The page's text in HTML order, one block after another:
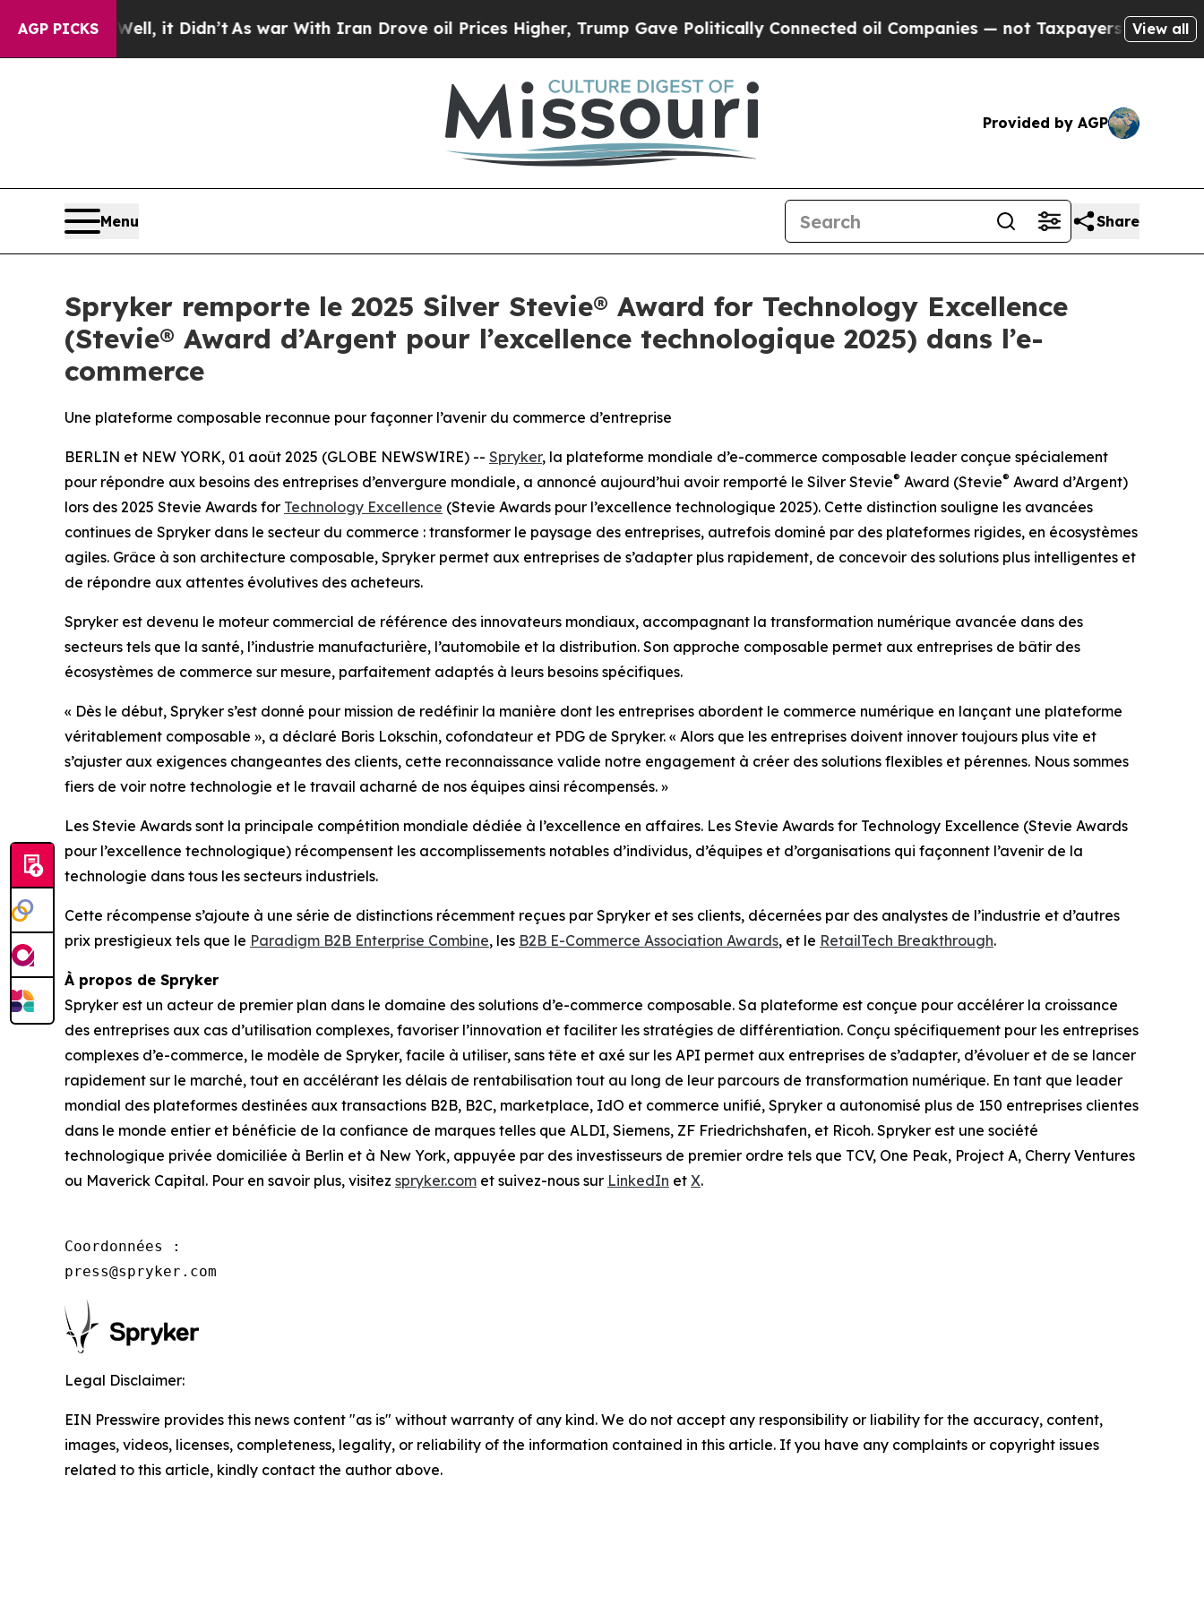
AGP PICKS
40%. Well, it Didn’t As war With Iran Drove oil Prices Higher, Trump Gave Politically Connected oil Companies — not Taxpayers — the Chance
View all
Provided by AGP
Menu Share
Spryker remporte le 2025 Silver Stevie® Award for Technology Excellence
(Stevie® Award d’Argent pour l’excellence technologique 2025) dans l’e-
commerce
Une plateforme composable reconnue pour façonner l’avenir du commerce d’entreprise
BERLIN et NEW YORK, 01 août 2025 (GLOBE NEWSWIRE) -- Spryker, la plateforme mondiale d’e-commerce composable leader conçue spécialement
pour répondre aux besoins des entreprises d’envergure mondiale, a annoncé aujourd’hui avoir remporté le Silver Stevie® Award (Stevie® Award d’Argent)
lors des 2025 Stevie Awards for Technology Excellence (Stevie Awards pour l’excellence technologique 2025). Cette distinction souligne les avancées
continues de Spryker dans le secteur du commerce : transformer le paysage des entreprises, autrefois dominé par des plateformes rigides, en écosystèmes
agiles. Grâce à son architecture composable, Spryker permet aux entreprises de s’adapter plus rapidement, de concevoir des solutions plus intelligentes et
de répondre aux attentes évolutives des acheteurs.
Spryker est devenu le moteur commercial de référence des innovateurs mondiaux, accompagnant la transformation numérique avancée dans des
secteurs tels que la santé, l’industrie manufacturière, l’automobile et la distribution. Son approche composable permet aux entreprises de bâtir des
écosystèmes de commerce sur mesure, parfaitement adaptés à leurs besoins spécifiques.
« Dès le début, Spryker s’est donné pour mission de redéfinir la manière dont les entreprises abordent le commerce numérique en lançant une plateforme
véritablement composable », a déclaré Boris Lokschin, cofondateur et PDG de Spryker. « Alors que les entreprises doivent innover toujours plus vite et
s’ajuster aux exigences changeantes des clients, cette reconnaissance valide notre engagement à créer des solutions flexibles et pérennes. Nous sommes
fiers de voir notre technologie et le travail acharné de nos équipes ainsi récompensés. »
Les Stevie Awards sont la principale compétition mondiale dédiée à l’excellence en affaires. Les Stevie Awards for Technology Excellence (Stevie Awards
pour l’excellence technologique) récompensent les accomplissements notables d’individus, d’équipes et d’organisations qui façonnent l’avenir de la
technologie dans tous les secteurs industriels.
Cette récompense s’ajoute à une série de distinctions récemment reçues par Spryker et ses clients, décernées par des analystes de l’industrie et d’autres
prix prestigieux tels que le Paradigm B2B Enterprise Combine, les B2B E-Commerce Association Awards, et le RetailTech Breakthrough.
À propos de Spryker
Spryker est un acteur de premier plan dans le domaine des solutions d’e-commerce composable. Sa plateforme est conçue pour accélérer la croissance
des entreprises aux cas d’utilisation complexes, favoriser l’innovation et faciliter les stratégies de différentiation. Conçu spécifiquement pour les entreprises
complexes d’e-commerce, le modèle de Spryker, facile à utiliser, sans tête et axé sur les API permet aux entreprises de s’adapter, d’évoluer et de se lancer
rapidement sur le marché, tout en accélérant les délais de rentabilisation tout au long de leur parcours de transformation numérique. En tant que leader
mondial des plateformes destinées aux transactions B2B, B2C, marketplace, IdO et commerce unifié, Spryker a autonomisé plus de 150 entreprises clientes
dans le monde entier et bénéficie de la confiance de marques telles que ALDI, Siemens, ZF Friedrichshafen, et Ricoh. Spryker est une société
technologique privée domiciliée à Berlin et à New York, appuyée par des investisseurs de premier ordre tels que TCV, One Peak, Project A, Cherry Ventures
ou Maverick Capital. Pour en savoir plus, visitez spryker.com et suivez-nous sur LinkedIn et X.
Coordonnées :
press@spryker.com
Legal Disclaimer:
EIN Presswire provides this news content "as is" without warranty of any kind. We do not accept any responsibility or liability for the accuracy, content,
images, videos, licenses, completeness, legality, or reliability of the information contained in this article. If you have any complaints or copyright issues
related to this article, kindly contact the author above.